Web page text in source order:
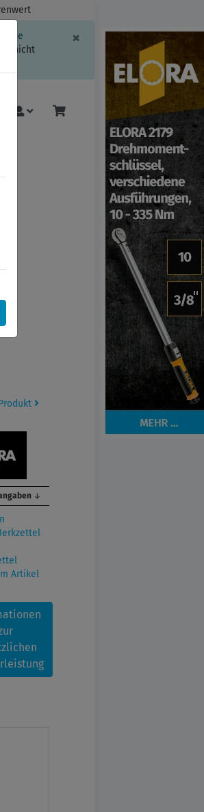
× Schließen
die
nicht
↓
Artikel